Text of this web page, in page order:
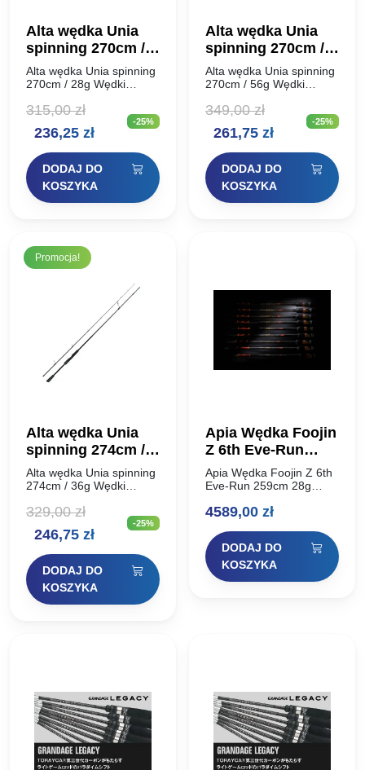
Alta wędka Unia
spinning 270cm /
28g
Alta wędka Unia spinning
270cm / 28g Wędki
to podstawowa seria
specjalistycznych wędzisk
spinningowych nowej
prezentuje się surowo,
minimalistycznie…
315,00zł
Pierwotna
cena
wynosiła:
315,00 zł.
236,25 złAktualna
cena
wynosi:
236,25 zł.
-25%
DODAJ DO
KOSZYKA
Alta wędka Unia
spinning 270cm /
56g
Alta wędka Unia spinning
270cm / 56g Wędki
to podstawowa seria
specjalistycznych wędzisk
spinningowych nowej
prezentuje się surowo,
minimalistycznie…
349,00zł
Pierwotna
cena
wynosiła:
349,00 zł.
261,75 złAktualna
cena
wynosi:
261,75 zł.
-25%
DODAJ DO
KOSZYKA
Promocja!
Alta wędka Unia
spinning 274cm /
36g
Alta wędka Unia spinning
274cm / 36g Wędki
to podstawowa seria
specjalistycznych wędzisk
spinningowych nowej
prezentuje się surowo,
minimalistycznie…
329,00zł
Pierwotna
cena
wynosiła:
329,00 zł.
246,75 złAktualna
cena
wynosi:
246,75 zł.
-25%
DODAJ DO
KOSZYKA
Apia Wędka Foojin
Z 6th Eve-Run
259cm 28g
Apia Wędka Foojin Z 6th
Eve-Run 259cm 28g
wypuściliśmy Foojin’Z
pod wrażeniem ewolucji
trzeciej generacji
TORAYCA®️, czyli
włókna…
4589,00 zł
DODAJ DO
KOSZYKA